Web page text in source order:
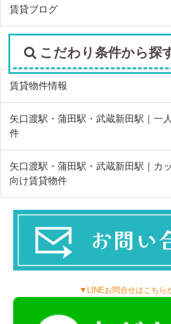
賃貸ブログ
こだわり条件から探
賃貸物件情報
矢口渡駅・蒲田駅・武蔵新田駅｜一
件
矢口渡駅・蒲田駅・武蔵新田駅｜カ
向け賃貸物件
▼LINEお問合せはこちら